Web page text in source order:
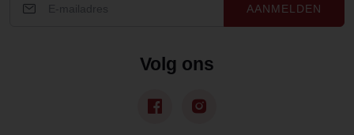
AANMELDEN
Volg ons